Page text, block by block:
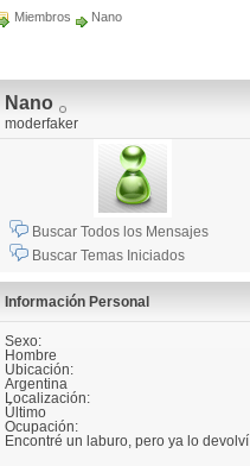
Miembros Nano
Nano
moderfaker
Buscar Todos los Mensajes
Buscar Temas Iniciados
Información Personal
Sexo:
Hombre
Ubicación:
Argentina
Localización:
Último
Ocupación:
Encontré un laburo, pero ya lo devolví